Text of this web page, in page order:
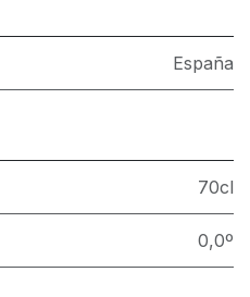
España
70cl
0,0º